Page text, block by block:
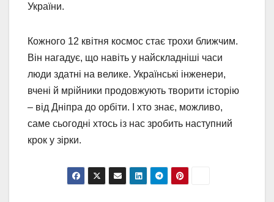
України.
Кожного 12 квітня космос стає трохи ближчим.
Він нагадує, що навіть у найскладніші часи
люди здатні на велике. Українські інженери,
вчені й мрійники продовжують творити історію
– від Дніпра до орбіти. І хто знає, можливо,
саме сьогодні хтось із нас зробить наступний
крок у зірки.